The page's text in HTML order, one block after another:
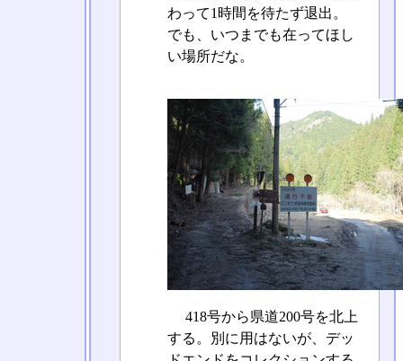
わって1時間を待たず退出。
でも、いつまでも在ってほし
い場所だな。
418号から県道200号を北上
する。別に用はないが、デッ